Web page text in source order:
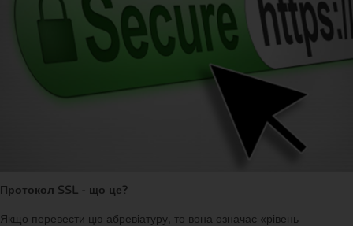
Протокол SSL - що це?
Якщо перевести цю абревіатуру, то вона означає «рівень